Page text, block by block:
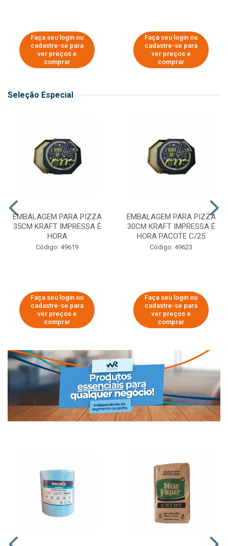
Faça seu login ou
cadastre-se para
ver preços e
comprar
Faça seu login ou
cadastre-se para
ver preços e
comprar
Seleção Especial
EMBALAGEM PARA PIZZA
35CM KRAFT IMPRESSA É
HORA
Código: 49619
Faça seu login ou
cadastre-se para
ver preços e
comprar
EMBALAGEM PARA PIZZA
30CM KRAFT IMPRESSA É
HORA PACOTE C/25
Código: 49623
Faça seu login ou
cadastre-se para
ver preços e
comprar